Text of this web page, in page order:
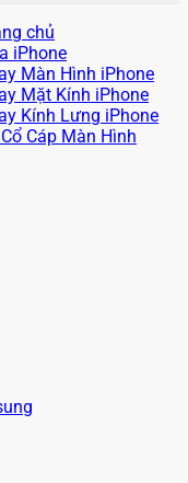
chủ
iPhone
Màn Hình iPhone
Mặt Kính iPhone
Kính Lưng iPhone
Cổ Cáp Màn Hình